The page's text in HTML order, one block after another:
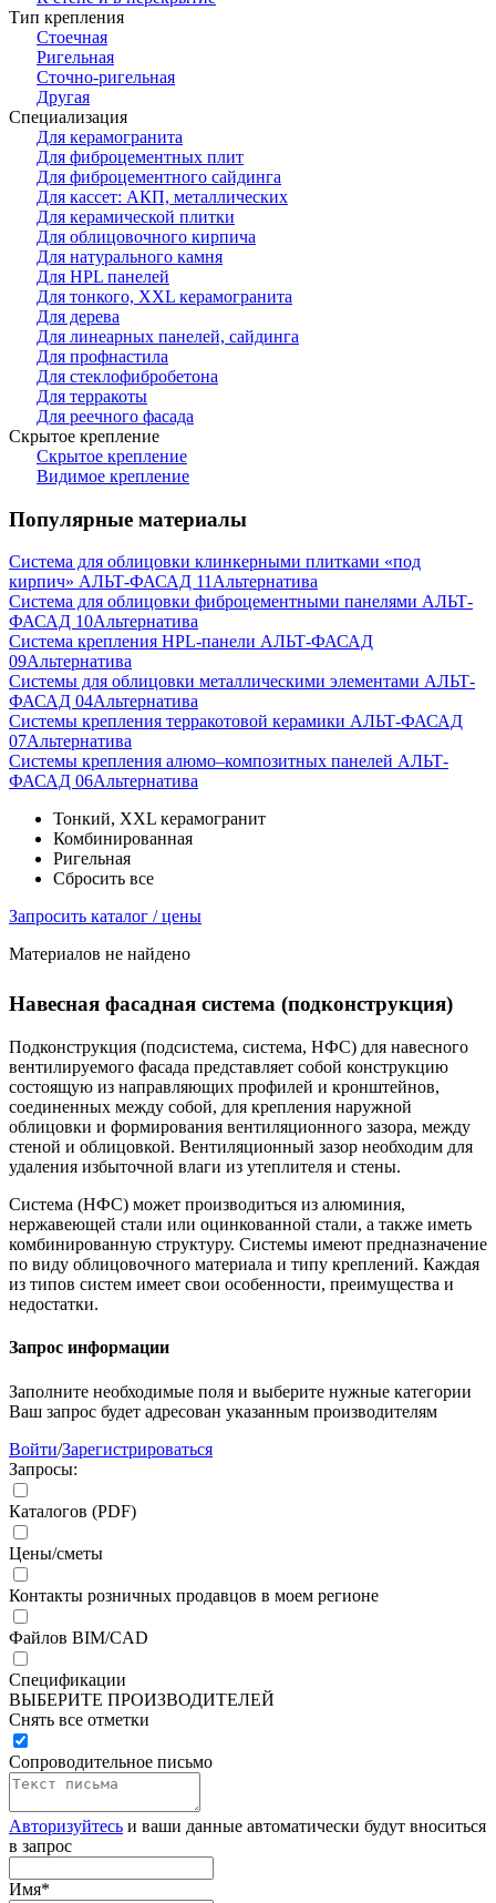
Тип крепления
Стоечная
Ригельная
Сточно-ригельная
Другая
Специализация
Для керамогранита
Для фиброцементных плит
Для фиброцементного сайдинга
Для кассет: АКП, металлических
Для керамической плитки
Для облицовочного кирпича
Для натурального камня
Для HPL панелей
Для тонкого, XXL керамогранита
Для дерева
Для линеарных панелей, сайдинга
Для профнастила
Для стеклофибробетона
Для терракоты
Для реечного фасада
Скрытое крепление
Скрытое крепление
Видимое крепление
Популярные материалы
Система для облицовки клинкерными плитками «под
кирпич» АЛЬТ-ФАСАД 11 Альтернатива
Система для облицовки фиброцементными панелями АЛЬТ-
ФАСАД 10Альтернатива
Система крепления HPL-панели АЛЬТ-ФАСАД
09Альтернатива
Системы для облицовки металлическими элементами АЛЬТ-
ФАСАД 04Альтернатива
Системы крепления терракотовой керамики АЛЬТ-ФАСАД
07Альтернатива
Cистемы крепления алюмо–композитных панелей АЛЬТ-
ФАСАД 06Альтернатива
Тонкий, XXL керамогранит
Комбинированная
Ригельная
Сбросить все
Запросить каталог / цены
Материалов не найдено
Навесная фасадная система (подконструкция)
Подконструкция (подсистема, система, НФС) для навесного
вентилируемого фасада представляет собой конструкцию
состоящую из направляющих профилей и кронштейнов,
соединенных между собой, для крепления наружной
облицовки и формирования вентиляционного зазора, между
стеной и облицовкой. Вентиляционный зазор необходим для
удаления избыточной влаги из утеплителя и стены.
Система (НФС) может производиться из алюминия,
нержавеющей стали или оцинкованной стали, а также иметь
комбинированную структуру. Системы имеют предназначение
по виду облицовочного материала и типу креплений. Каждая
из типов систем имеет свои особенности, преимущества и
недостатки.
Запрос информации
Заполните необходимые поля и выберите нужные категории
Ваш запрос будет адресован указанным производителям
Войти/Зарегистрироваться
Запросы:
Каталогов (PDF)
Цены/сметы
Контакты розничных продавцов в моем регионе
Файлов BIM/CAD
Спецификации
ВЫБЕРИТЕ ПРОИЗВОДИТЕЛЕЙ
Снять все отметки
Сопроводительное письмо
Авторизуйтесь и ваши данные автоматически будут вноситься
в запрос
Имя*